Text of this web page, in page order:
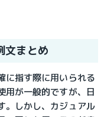
文まとめ
に指す際に用いられる
用が一般的ですが、日
。しかし、カジュアル